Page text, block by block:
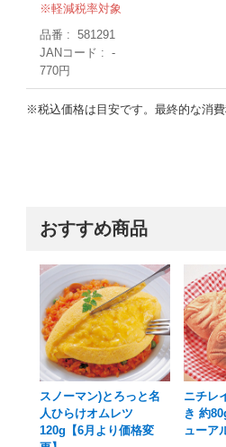
軽減税率対象
品番
581291
JANコード
-
770円
※税込価格は目安です。最終的な消
おすすめ商品
スノーマン)とろっと名
人ひらけオムレツ
120g【6月より価格変
ニチレ
き 約
ューア